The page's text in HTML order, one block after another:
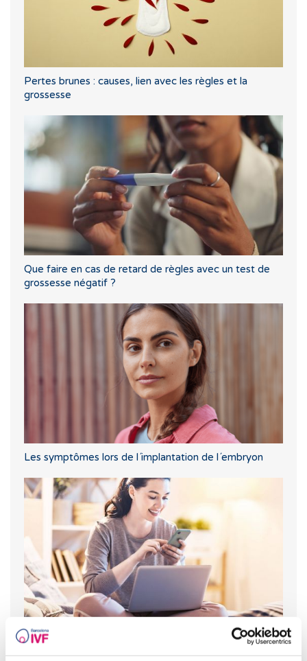
Pertes brunes : causes, lien avec les règles et la
grossesse
Que faire en cas de retard de règles avec un test de
grossesse négatif ?
Les symptômes lors de l´implantation de l´embryon
Puis-je tomber enceinte si j'ai ou si j'ai eu des kystes
ovariens ?